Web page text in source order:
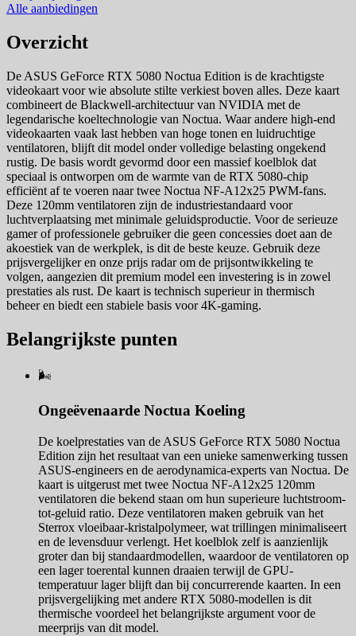
Alle aanbiedingen
Overzicht
De ASUS GeForce RTX 5080 Noctua Edition is de krachtigste
videokaart voor wie absolute stilte verkiest boven alles. Deze kaart
combineert de Blackwell-architectuur van NVIDIA met de
legendarische koeltechnologie van Noctua. Waar andere high-end
videokaarten vaak last hebben van hoge tonen en luidruchtige
ventilatoren, blijft dit model onder volledige belasting ongekend
rustig. De basis wordt gevormd door een massief koelblok dat
speciaal is ontworpen om de warmte van de RTX 5080-chip
efficiënt af te voeren naar twee Noctua NF-A12x25 PWM-fans.
Deze 120mm ventilatoren zijn de industriestandaard voor
luchtverplaatsing met minimale geluidsproductie. Voor de serieuze
gamer of professionele gebruiker die geen concessies doet aan de
akoestiek van de werkplek, is dit de beste keuze. Gebruik deze
prijsvergelijker en onze prijs radar om de prijsontwikkeling te
volgen, aangezien dit premium model een investering is in zowel
prestaties als rust. De kaart is technisch superieur in thermisch
beheer en biedt een stabiele basis voor 4K-gaming.
Belangrijkste punten
🌬️
Ongeëvenaarde Noctua Koeling
De koelprestaties van de ASUS GeForce RTX 5080 Noctua
Edition zijn het resultaat van een unieke samenwerking tussen
ASUS-engineers en de aerodynamica-experts van Noctua. De
kaart is uitgerust met twee Noctua NF-A12x25 120mm
ventilatoren die bekend staan om hun superieure luchtstroom-
tot-geluid ratio. Deze ventilatoren maken gebruik van het
Sterrox vloeibaar-kristalpolymeer, wat trillingen minimaliseert
en de levensduur verlengt. Het koelblok zelf is aanzienlijk
groter dan bij standaardmodellen, waardoor de ventilatoren op
een lager toerental kunnen draaien terwijl de GPU-
temperatuur lager blijft dan bij concurrerende kaarten. In een
prijsvergelijking met andere RTX 5080-modellen is dit
thermische voordeel het belangrijkste argument voor de
meerprijs van dit model.